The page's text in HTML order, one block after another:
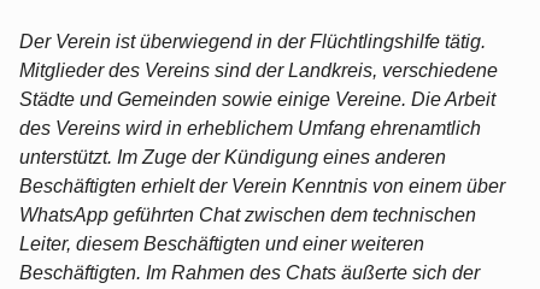
Der Verein ist überwiegend in der Flüchtlingshilfe tätig.
Mitglieder des Vereins sind der Landkreis, verschiedene
Städte und Gemeinden sowie einige Vereine. Die Arbeit
des Vereins wird in erheblichem Umfang ehrenamtlich
unterstützt. Im Zuge der Kündigung eines anderen
Beschäftigten erhielt der Verein Kenntnis von einem über
WhatsApp geführten Chat zwischen dem technischen
Leiter, diesem Beschäftigten und einer weiteren
Beschäftigten. Im Rahmen des Chats äußerte sich der